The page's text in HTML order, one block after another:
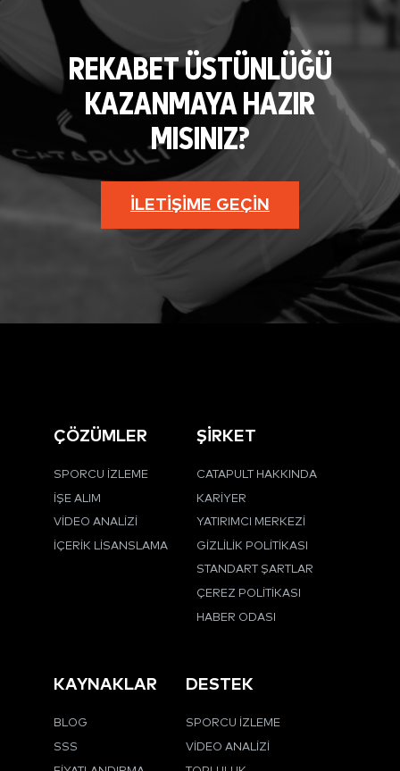
REKABET ÜSTÜNLÜĞÜ
KAZANMAYA HAZIR
MISINIZ?
İLETIŞIME GEÇIN
ÇÖZÜMLER
SPORCU İZLEME
İŞE ALIM
VIDEO ANALIZI
İÇERIK LISANSLAMA
ŞİRKET
CATAPULT HAKKINDA
KARIYER
YATIRIMCI MERKEZI
GIZLILIK POLITIKASI
STANDART ŞARTLAR
ÇEREZ POLITIKASI
HABER ODASI
KAYNAKLAR
BLOG
SSS
DESTEK
SPORCU İZLEME
VIDEO ANALIZI